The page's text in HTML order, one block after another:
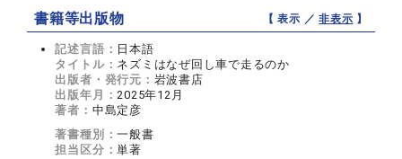
書籍等出版物 【 表示 ／非表示 】
記述言語： 日本語
タイトル： ネズミはなぜ回し車で走るのか
出版者・発行元： 岩波書店
出版年月：2025年12月
著者： 中島定彦
著書種別：一般書
担当区分：単著